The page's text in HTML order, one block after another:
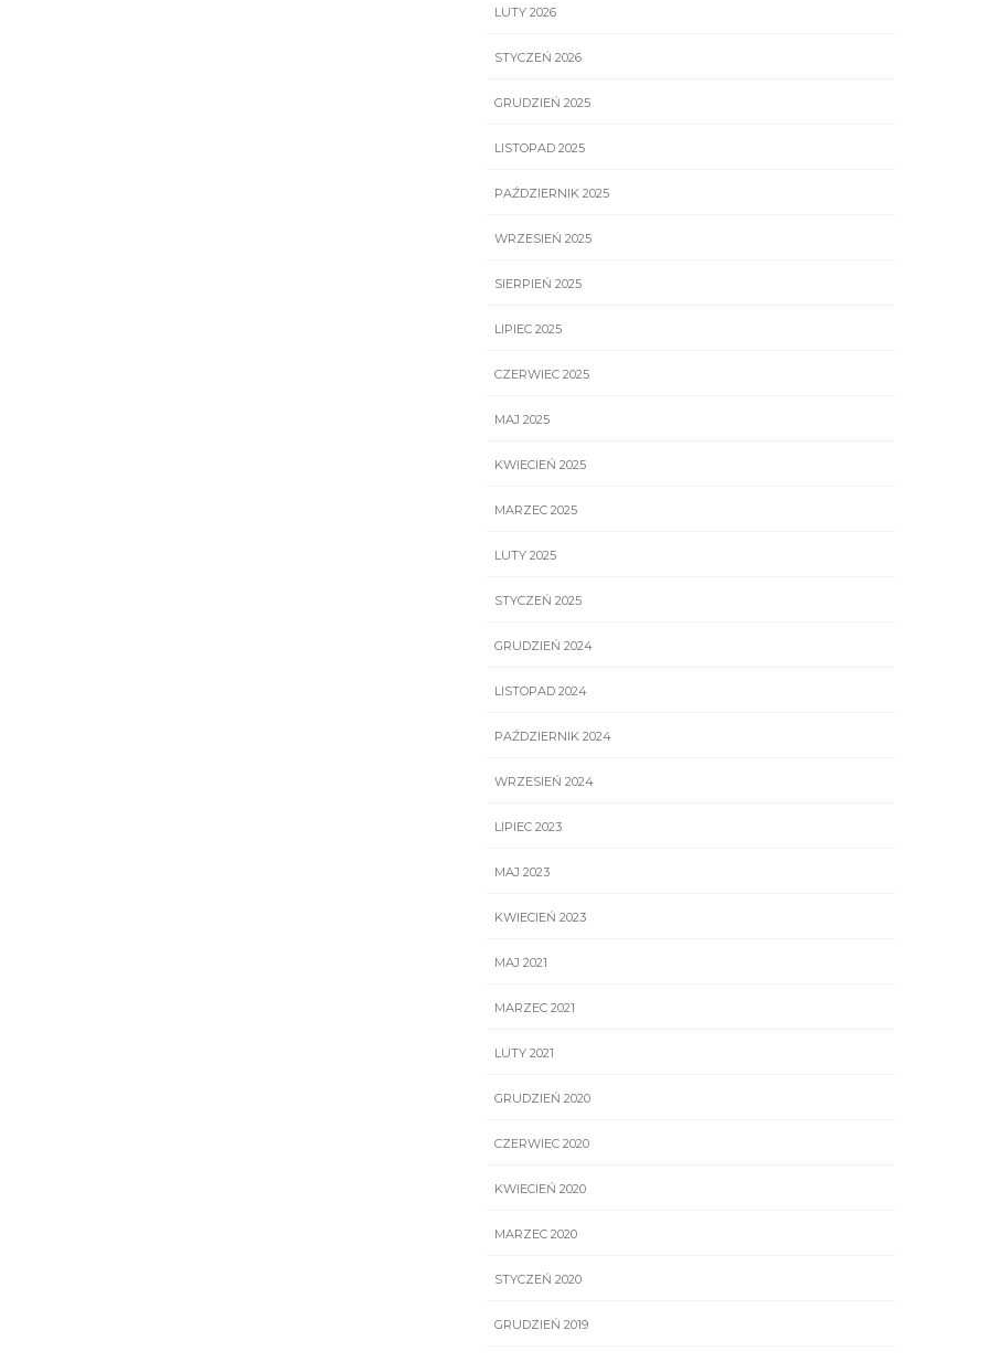
LUTY 2026
STYCZEŃ 2026
GRUDZIEŃ 2025
LISTOPAD 2025
PAŹDZIERNIK 2025
WRZESIEŃ 2025
SIERPIEŃ 2025
LIPIEC 2025
CZERWIEC 2025
MAJ 2025
KWIECIEŃ 2025
MARZEC 2025
LUTY 2025
STYCZEŃ 2025
GRUDZIEŃ 2024
LISTOPAD 2024
PAŹDZIERNIK 2024
WRZESIEŃ 2024
LIPIEC 2023
MAJ 2023
KWIECIEŃ 2023
MAJ 2021
MARZEC 2021
LUTY 2021
GRUDZIEŃ 2020
CZERWIEC 2020
KWIECIEŃ 2020
MARZEC 2020
STYCZEŃ 2020
GRUDZIEŃ 2019